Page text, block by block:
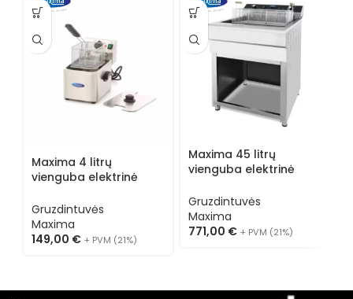
Maxima 4 litrų
vienguba elektrinė
Gruzdintuvės
Maxima
149,00 € + PVM (21%)
Maxima 45 litrų
vienguba elektrinė
išleidimo kraneliu
09365234
Gruzdintuvės
Maxima
771,00 € + PVM (21%)